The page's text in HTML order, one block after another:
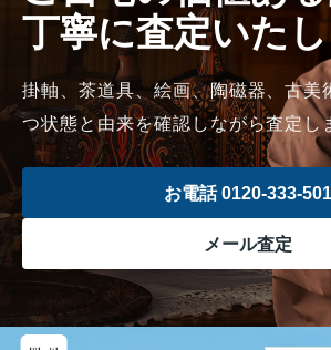
丁寧に査定いた
掛軸、茶道具、絵画、陶磁器、古美
つ状態と由来を確認しながら査定し
お電話 0120-333-501
メール査定